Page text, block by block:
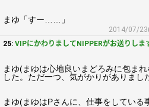
まゆ「すー……」
2014/07/
25: VIPにかわりましてNIPPERがお送りしま
まゆ(まゆは心地良いまどろみに包ま
した。ただ一つ、気がかりがありま
まゆ(まゆはPさんに、仕事をしている